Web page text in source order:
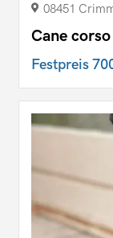
08451
Cane
Festpreis